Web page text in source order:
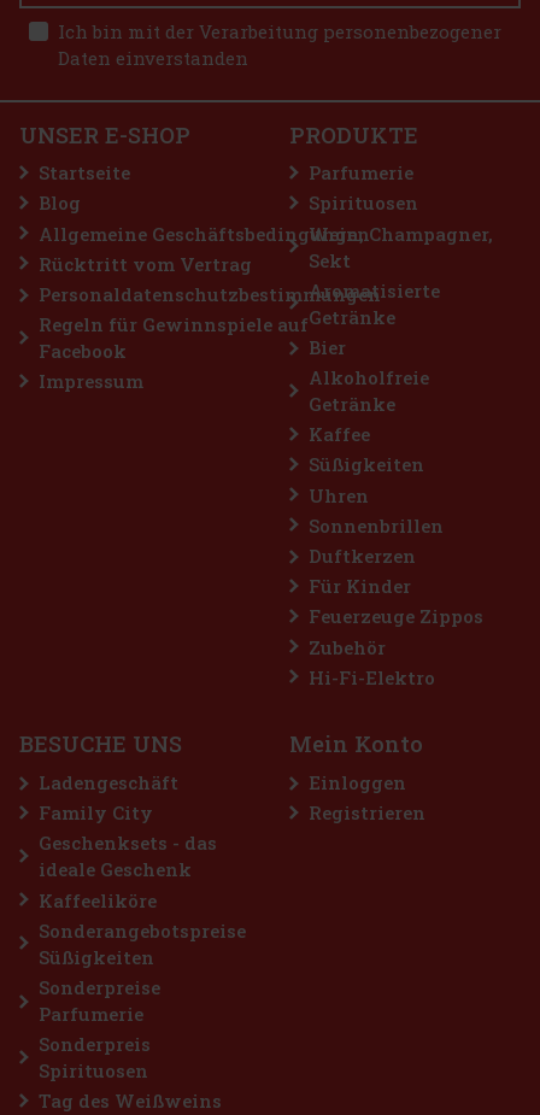
Bestellen
Glenmorangie Calvados Cask Finish 12Y 46% 0,7 l
AUF LAGER(> 5 st)
erfolgreichen Barrel Select Release-Reihe. In seinem jüngsten
konzentrierte sich Dr. Bill Lumsden auf den Calvados und darauf,
53.72 € ohne VAT
J.Walker Blue Zodiac Rabbit 2023 1l 40% GB
J.Walker Blue Zodiac Rabbit 2023 ist eine exklusive Limited
Edition, die zur Feier des chinesischen Mondjahres im Zeichen des
Hasen kreiert wurde. Dieses Design-Juwel entstand in
Ich bin mit der Verarbeitung personenbezogener
Daten einverstanden
UNSER E-SHOP
Startseite
Blog
Allgemeine Geschäftsbedingungen
Rücktritt vom Vertrag
Personaldatenschutzbestimmungen
Regeln für Gewinnspiele auf
Facebook
Impressum
PRODUKTE
Parfumerie
Spirituosen
Wein, Champagner,
Sekt
Aromatisierte
Getränke
Bier
Alkoholfreie
Getränke
Kaffee
Süßigkeiten
Uhren
Sonnenbrillen
Duftkerzen
Für Kinder
Feuerzeuge Zippos
Zubehör
Hi-Fi-Elektro
BESUCHE UNS
Ladengeschäft
Family City
Geschenksets - das
ideale Geschenk
Kaffeeliköre
Sonderangebotspreise
Süßigkeiten
Sonderpreise
Parfumerie
Sonderpreis
Spirituosen
Tag des Weißweins
Mein Konto
Einloggen
Registrieren